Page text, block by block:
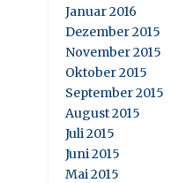
Januar 2016
Dezember 2015
November 2015
Oktober 2015
September 2015
August 2015
Juli 2015
Juni 2015
Mai 2015